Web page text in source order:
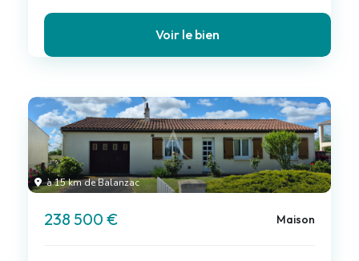
Voir le bien
à 15 km de Balanzac
238 500 € Maison